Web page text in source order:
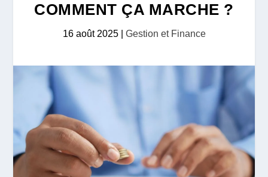
COMMENT ÇA MARCHE ?
16 août 2025| Gestion et Finance